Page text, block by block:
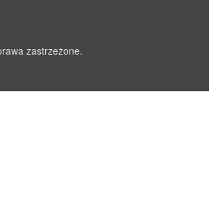
zastrzeżone.